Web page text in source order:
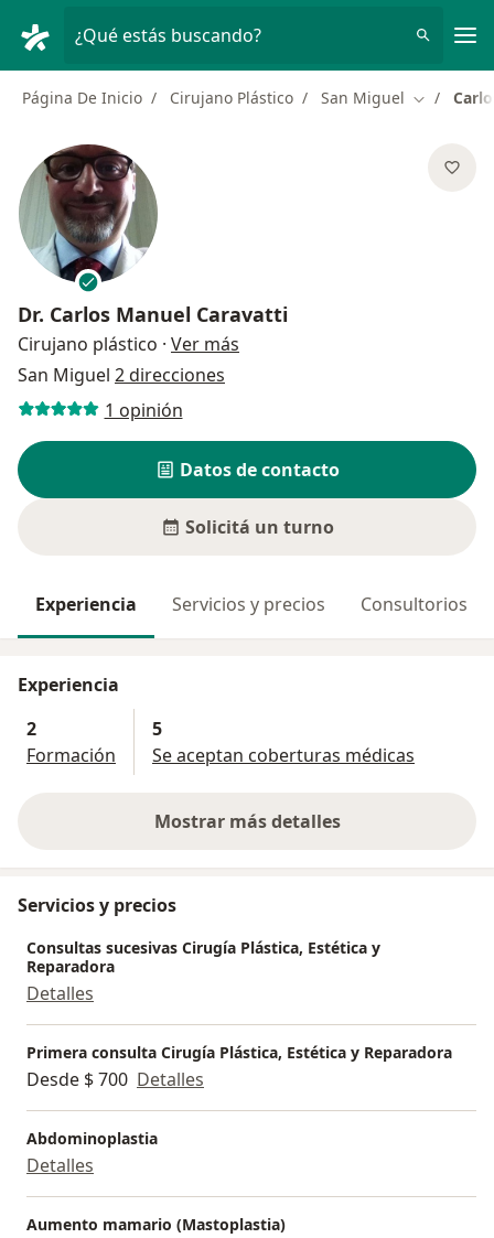
¿Qué estás buscando?
Página De Inicio Cirujano Plástico San Miguel Cambiar
Dr. Carlos Manuel Caravatti
Cirujano plástico · Ver más
San Miguel 2 direcciones
1 opinión
Datos de contacto
Solicitá un turno
Experiencia Servicios y precios Consultorios
Experiencia
2
Formación
5
Se aceptan coberturas médicas
Mostrar más detalles
sobre la experiencia
Servicios y precios
Consultas sucesivas Cirugía Plástica, Estética y
Reparadora
Detalles
Primera consulta Cirugía Plástica, Estética y Reparadora
Desde $ 700 Detalles
Abdominoplastia
Detalles
Aumento mamario (Mastoplastia)